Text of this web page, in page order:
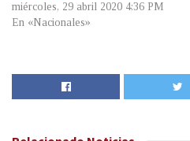
miércoles, 29 abril 2020 4:36 PM
En «Nacionales»